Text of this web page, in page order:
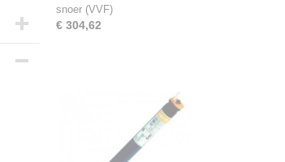
snoer (VVF)
€ 304,62